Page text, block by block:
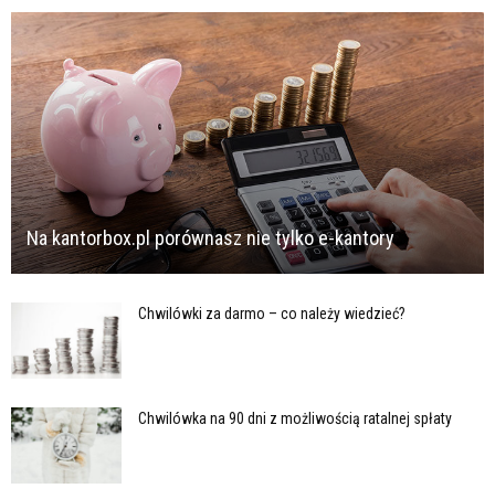
Na kantorbox.pl porównasz nie tylko e-kantory
Chwilówki za darmo – co należy wiedzieć?
Chwilówka na 90 dni z możliwością ratalnej spłaty